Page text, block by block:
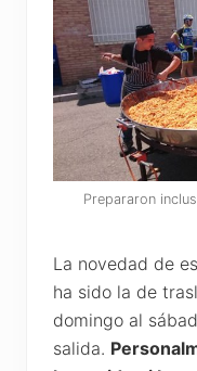
Prepararon
La novedad de
ha sido la de
domingo al
salida.